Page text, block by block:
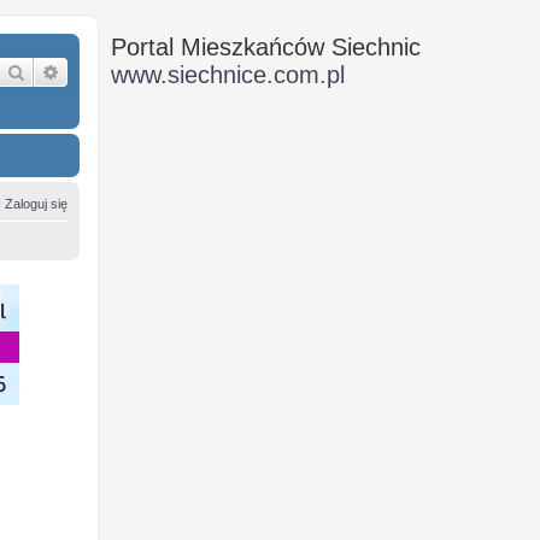
Szukaj Wyszukiwanie zaawansowane
Zaloguj się
Portal Mieszkańców Siechnic
www.siechnice.com.pl